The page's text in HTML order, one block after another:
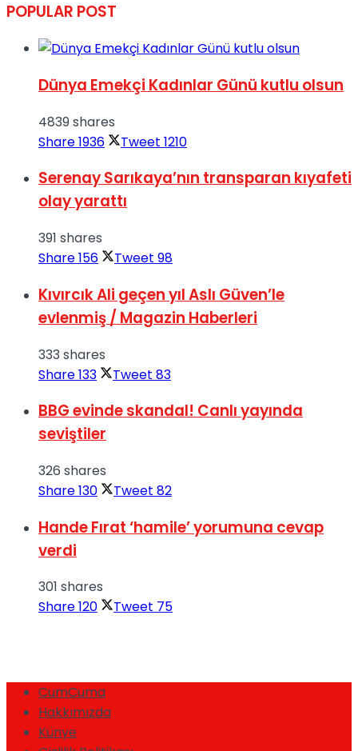
POPULAR POST
Dünya Emekçi Kadınlar Günü kutlu olsun
4839 shares
Share1936 Tweet 1210
Serenay Sarıkaya’nın transparan kıyafeti
olay yarattı
391 shares
Share156 Tweet 98
Kıvırcık Ali geçen yıl Aslı Güven’le
evlenmiş / Magazin Haberleri
333 shares
Share133 Tweet 83
BBG evinde skandal! Canlı yayında
seviştiler
326 shares
Share130 Tweet 82
Hande Fırat ‘hamile’ yorumuna cevap
verdi
301 shares
Share120 Tweet 75
CumCuma
Hakkımızda
Künye